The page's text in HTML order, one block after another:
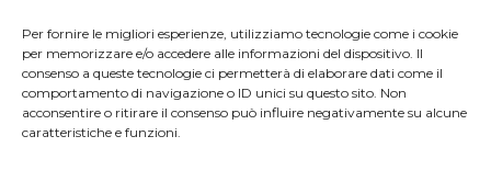
Per fornire le migliori esperienze, utilizziamo tecnologie come i cookie
per memorizzare e/o accedere alle informazioni del dispositivo. Il
consenso a queste tecnologie ci permetterà di elaborare dati come il
comportamento di navigazione o ID unici su questo sito. Non
acconsentire o ritirare il consenso può influire negativamente su alcune
caratteristiche e funzioni.
Via Fornace, 3/D - 35036
Montegrotto Terme (PD)
Tel e Fax+39 049 89 12 605
info@tamistamp.com